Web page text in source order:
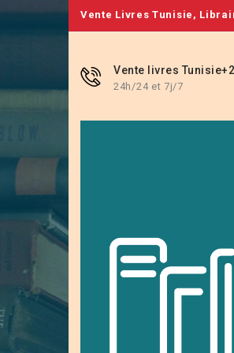
Vente Livres Tunisie,
Vente livres Tunisie
24h/24 et 7j/7